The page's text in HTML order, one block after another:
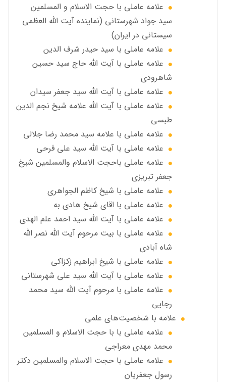
علامه عاملي با حجت الاسلام و المسلمین
سید جواد شهرستانی (نماینده آیت الله العظمى
سیستانی در ایران)
علامه عاملي با سيد حیدر شرف الدين
علامه عاملي با آیت‌ الله حاج سید حسین
شاهرودی
علامه عاملي با آیت الله سید جعفر سيدان
علامه عاملي با آیت الله علامه شيخ نجم الدين
طبسي
علامه عاملي با علامه سيد محمد رضا جلالي
علامه عاملي با آيت الله سید علی فرحی
علامه عاملي باحجت الاسلام والمسلمين شیخ
جعفر تبریزی
علامه عاملی با شيخ كاظم الجواهري
علامه عاملي با اقای شیخ هادی به
علامه عاملي با آیت الله سید احمد علم الهدی
علامه عاملي با بيت مرحوم آيت الله نصر الله
شاه آبادی
علامه عاملي با شیخ ابراهیم زکزاکی
علامه عاملي با آيت الله سید علی شهرستانی
علامه عاملي با مرحوم آیت الله سید محمد
رجایی
علامه با شخصیت‌های علمی
علامه عاملي با با حجت الاسلام و المسلمین
محمد مهدی معراجی
علامه عاملي با حجت الاسلام والمسلمين دکتر
رسول جعفریان